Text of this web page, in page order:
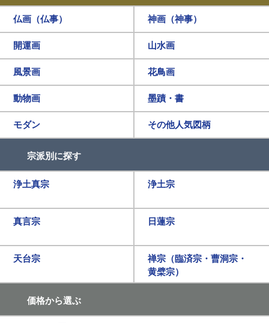
仏画（仏事） 神画（神事）
開運画 山水画
風景画 花鳥画
動物画 墨蹟・書
モダン その他人気図柄
宗派別に探す
浄土真宗 浄土宗
真言宗 日蓮宗
天台宗
禅宗（臨済宗・曹洞宗・
黄檗宗）
価格から選ぶ